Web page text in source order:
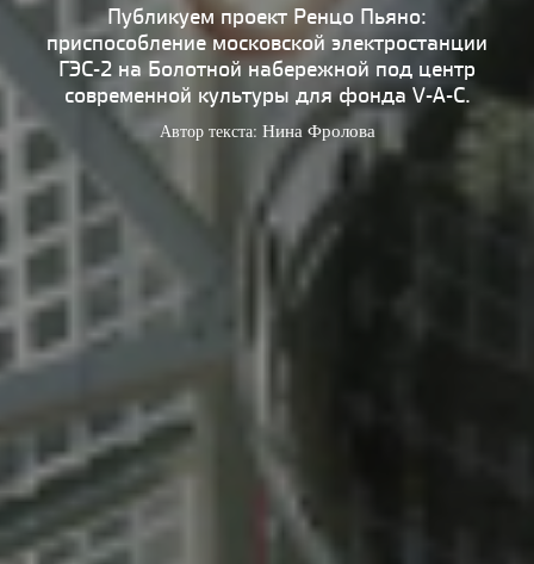
Наследие Образование
Урбанистика
Эко
Публикуем проект Ренцо Пьяно:
приспособление московской электростанции
ГЭС-2 на Болотной набережной под центр
современной культуры для фонда V-A-C.
Автор текста: Нина Фролова